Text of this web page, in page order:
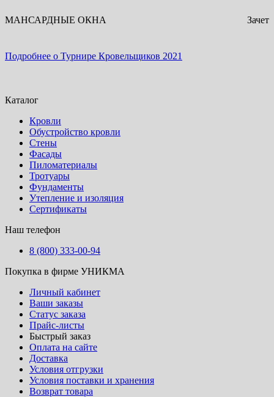
МАНСАРДНЫЕ ОКНА Зачет
Подробнее о Турнире Кровельщиков 2021
Каталог
Кровли
Обустройство кровли
Стены
Фасады
Пиломатериалы
Тротуары
Фундаменты
Утепление и изоляция
Сертификаты
Наш телефон
8 (800) 333-00-94
Покупка в фирме УНИКМА
Личный кабинет
Ваши заказы
Статус заказа
Прайс-листы
Быстрый заказ
Оплата на сайте
Доставка
Условия отгрузки
Условия поставки и хранения
Возврат товара